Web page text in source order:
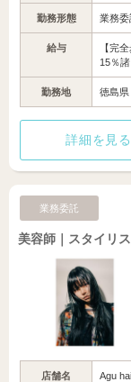
勤務形態 業務委
給与
【完
15％諸
勤務地 徳島
詳細を見る
業務委託
美容師｜スタイリ
店舗名 Agu